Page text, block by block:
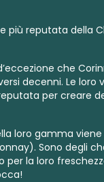
più reputata della
che
decenni. Le loro
per creare
loro gamma
Sono degli
per la loro